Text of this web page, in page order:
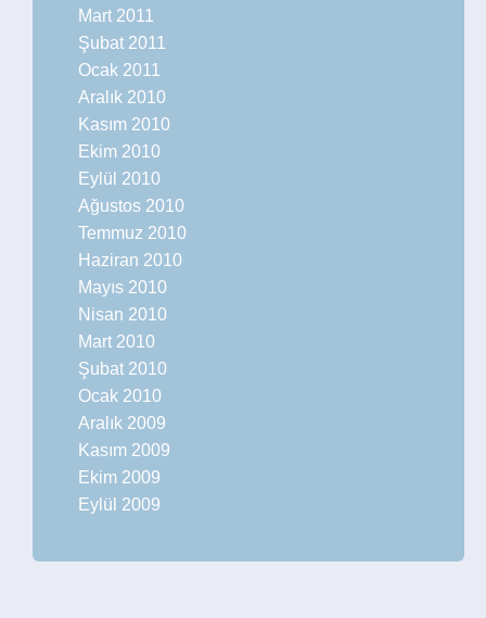
Mart 2011
Şubat 2011
Ocak 2011
Aralık 2010
Kasım 2010
Ekim 2010
Eylül 2010
Ağustos 2010
Temmuz 2010
Haziran 2010
Mayıs 2010
Nisan 2010
Mart 2010
Şubat 2010
Ocak 2010
Aralık 2009
Kasım 2009
Ekim 2009
Eylül 2009